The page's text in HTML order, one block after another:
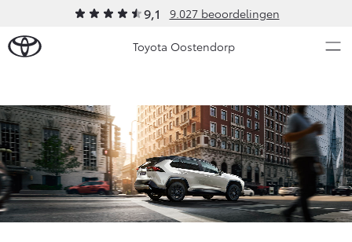
9,1 9.027 beoordelingen
Toyota Oostendorp
Ons bedrijf
Ons bedrijf
Contact en Route
Modellen
Aygo X
HYBRIDE
Yaris
HYBRIDE
Occasions